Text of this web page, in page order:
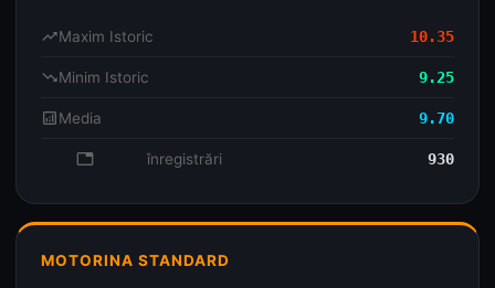
trending_upMaxim Istoric 10.35
trending_downMinim Istoric 9.25
analyticsMedia 9.70
database înregistrări 930
MOTORINA STANDARD